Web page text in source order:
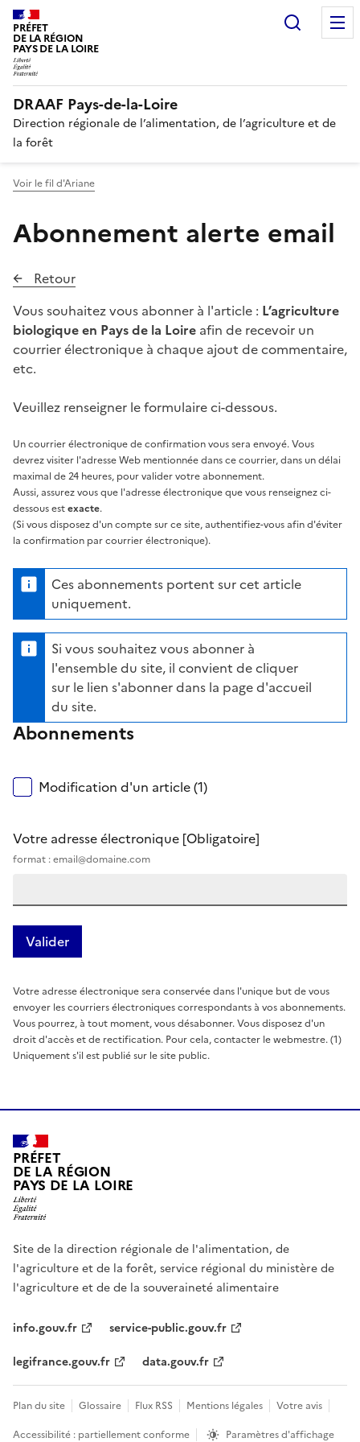
PRÉFET
DE LA RÉGION
PAYS DE LA LOIRE
DRAAF Pays-de-la-Loire
Direction régionale de l’alimentation, de l’agriculture et de
la forêt
Voir le fil d'Ariane
Abonnement alerte email
Retour
Vous souhaitez vous abonner à l'article : L’agriculture
biologique en Pays de la Loire afin de recevoir un
courrier électronique à chaque ajout de commentaire,
etc.
Veuillez renseigner le formulaire ci-dessous.
Un courrier électronique de confirmation vous sera envoyé. Vous
devrez visiter l'adresse Web mentionnée dans ce courrier, dans un délai
maximal de 24 heures, pour valider votre abonnement.
Aussi, assurez vous que l'adresse électronique que vous renseignez ci-
dessous estexacte.
(Si vous disposez d'un compte sur ce site, authentifiez-vous afin d'éviter
la confirmation par courrier électronique).
Ces abonnements portent sur cet article
uniquement.
Si vous souhaitez vous abonner à
l'ensemble du site, il convient de cliquer
sur le lien s'abonner dans la page d'accueil
du site.
Abonnements
Modification d'un article (1)
Votre adresse électronique [Obligatoire]
format : email@domaine.com
Votre adresse électronique sera conservée dans l'unique but de vous
envoyer les courriers électroniques correspondants à vos abonnements.
Vous pourrez, à tout moment, vous désabonner. Vous disposez d'un
droit d'accès et de rectification. Pour cela, contacter le webmestre. (1)
Uniquement s'il est publié sur le site public.
PRÉFET
DE LA RÉGION
PAYS DE LA LOIRE
Site de la direction régionale de l'alimentation, de
l'agriculture et de la forêt, service régional du ministère de
l'agriculture et de de la souveraineté alimentaire
info.gouv.fr
service-public.gouv.fr
legifrance.gouv.fr
data.gouv.fr
Plan du site Glossaire Flux RSS Mentions légales
Votre avis
Accessibilité : partiellement conforme
Paramètres d'affichage